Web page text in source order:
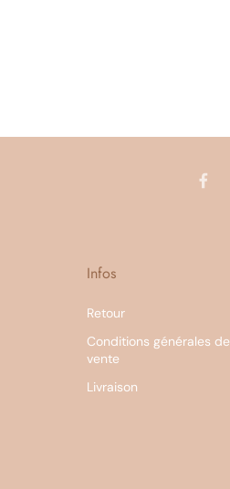
Infos
Retour
Conditions générales de
vente
Livraison